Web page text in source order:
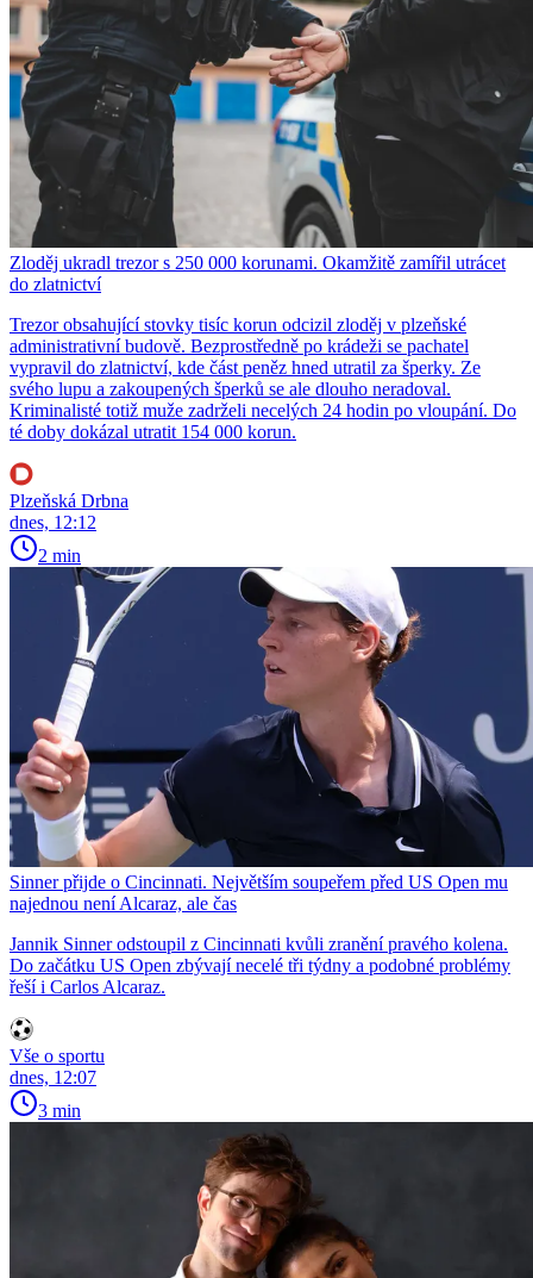
Zloděj ukradl trezor s 250 000 korunami. Okamžitě zamířil utrácet
do zlatnictví
Trezor obsahující stovky tisíc korun odcizil zloděj v plzeňské
administrativní budově. Bezprostředně po krádeži se pachatel
vypravil do zlatnictví, kde část peněz hned utratil za šperky. Ze
svého lupu a zakoupených šperků se ale dlouho neradoval.
Kriminalisté totiž muže zadrželi necelých 24 hodin po vloupání. Do
té doby dokázal utratit 154 000 korun.
Plzeňská Drbna
dnes, 12:12
2 min
Sinner přijde o Cincinnati. Největším soupeřem před US Open mu
najednou není Alcaraz, ale čas
Jannik Sinner odstoupil z Cincinnati kvůli zranění pravého kolena.
Do začátku US Open zbývají necelé tři týdny a podobné problémy
řeší i Carlos Alcaraz.
Vše o sportu
dnes, 12:07
3 min